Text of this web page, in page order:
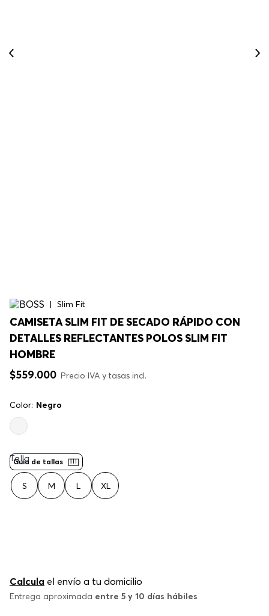
Slim Fit
CAMISETA SLIM FIT DE SECADO RÁPIDO CON
DETALLES REFLECTANTES POLOS SLIM FIT
HOMBRE
$559.000 Precio IVA y tasas incl.
Color: Negro
Guía de tallas
Talla
S M L XL
Calcula el envío a tu domicilio
Entrega aproximada entre 5 y 10 días hábiles